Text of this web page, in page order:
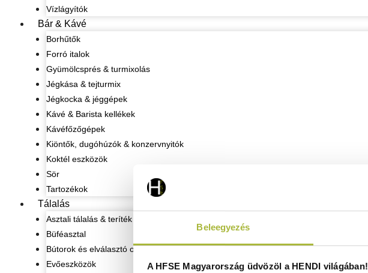
Beleegyezés
A HFSE Magyarország üdvözöl a HENDI világában!
Vízlágyítók
Bár & Kávé
Borhűtők
Forró italok
Gyümölcsprés & turmixolás
Jégkása & tejturmix
Jégkocka & jéggépek
Kávé & Barista kellékek
Kávéfőzőgépek
Kiöntők, dugóhúzók & konzervnyitók
Koktél eszközök
Sör
Tartozékok
Tálalás
Asztali tálalás & teríték
Büféasztal
Bútorok és elválasztó oszlopok
Evőeszközök